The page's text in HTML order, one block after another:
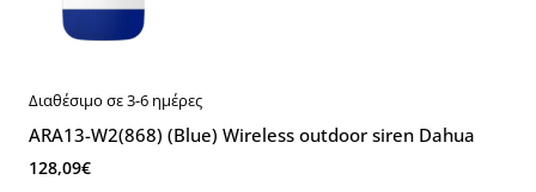
Διαθέσιμο σε 3-6 ημέρες
ARA13-W2(868) (Blue) Wireless outdoor siren Dahua
128,09€